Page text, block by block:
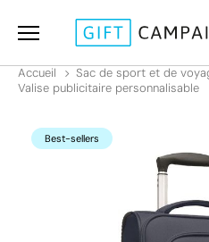
Accueil
Sac de sport et de
Valise publicitaire personnalisable
Best-sellers